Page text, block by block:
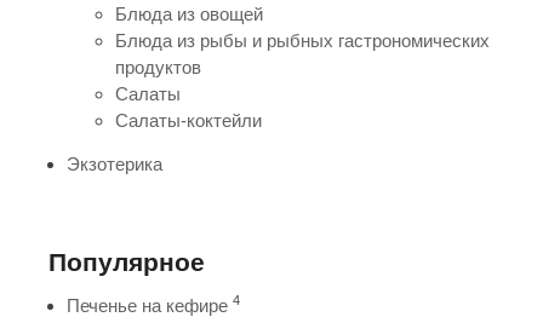
Блюда из овощей
Блюда из рыбы и рыбных гастрономических
продуктов
Салаты
Салаты-коктейли
Экзотерика
Популярное
Печенье на кефире 4